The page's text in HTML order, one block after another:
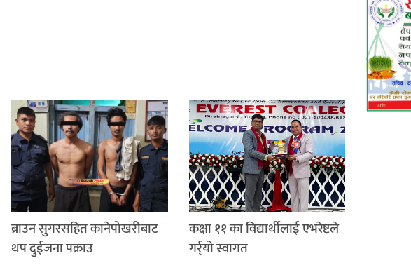
ब्राउन सुगरसहित कानेपोखरीबाट
थप दुईजना पक्राउ
कक्षा ११ का विद्यार्थीलाई एभरेष्टले
गर्र्यो स्वागत